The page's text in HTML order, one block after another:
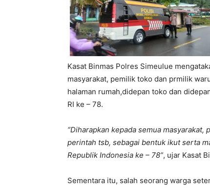
Kasat Binmas Polres Simeulue
masyarakat, pemilik toko dan prmilik
halaman rumah,didepan toko dan
RI ke – 78.
“Diharapkan kepada semua
perintah tsb, sebagai bentuk ikut serta
Republik Indonesia ke – 78”, ujar Kasat
Sementara itu, salah seorang warga